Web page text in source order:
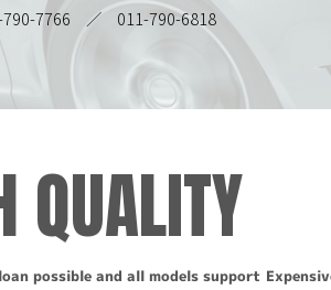
は、下記窓口までお願いいたします。
7766 ／ 011-790-6818
QUALITY
possible and all models support